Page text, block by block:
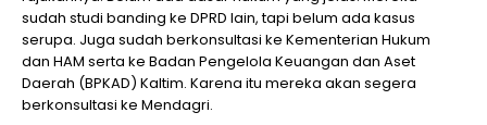
sudah studi banding ke DPRD lain, tapi belum ada kasus
serupa. Juga sudah berkonsultasi ke Kementerian Hukum
dan HAM serta ke Badan Pengelola Keuangan dan Aset
Daerah (BPKAD) Kaltim. Karena itu mereka akan segera
berkonsultasi ke Mendagri.